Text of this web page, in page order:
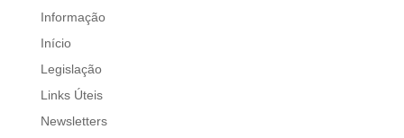
Informação
Início
Legislação
Links Úteis
Newsletters